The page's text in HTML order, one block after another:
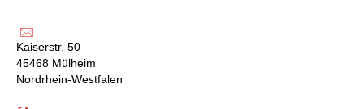
Kaiserstr. 50
45468 Mülheim
Nordrhein-Westfalen